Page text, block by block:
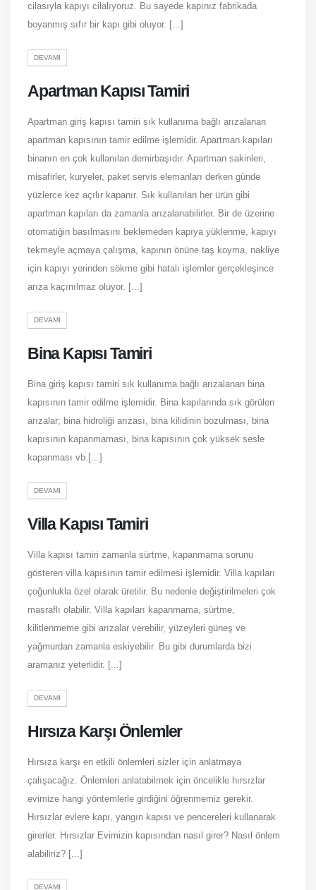
cilasıyla kapıyı cilalıyoruz. Bu sayede kapınız fabrikada
boyanmış sıfır bir kapı gibi oluyor. [...]
DEVAMI
Apartman Kapısı Tamiri
Apartman giriş kapısı tamiri sık kullanıma bağlı arızalanan
apartman kapısının tamir edilme işlemidir. Apartman kapıları
binanın en çok kullanılan demirbaşıdır. Apartman sakinleri,
misafirler, kuryeler, paket servis elemanları derken günde
yüzlerce kez açılır kapanır. Sık kullanılan her ürün gibi
apartman kapıları da zamanla arızalanabilirler. Bir de üzerine
otomatiğin basılmasını beklemeden kapıya yüklenme, kapıyı
tekmeyle açmaya çalışma, kapının önüne taş koyma, nakliye
için kapıyı yerinden sökme gibi hatalı işlemler gerçekleşince
arıza kaçınılmaz oluyor. [...]
DEVAMI
Bina Kapısı Tamiri
Bina giriş kapısı tamiri sık kullanıma bağlı arızalanan bina
kapısının tamir edilme işlemidir. Bina kapılarında sık görülen
arızalar; bina hidroliği arızası, bina kilidinin bozulması, bina
kapısının kapanmaması, bina kapısının çok yüksek sesle
kapanması vb.[...]
DEVAMI
Villa Kapısı Tamiri
Villa kapısı tamiri zamanla sürtme, kapanmama sorunu
gösteren villa kapısının tamir edilmesi işlemidir. Villa kapıları
çoğunlukla özel olarak üretilir. Bu nedenle değiştirilmeleri çok
masraflı olabilir. Villa kapıları kapanmama, sürtme,
kilitlenmeme gibi arızalar verebilir, yüzeyleri güneş ve
yağmurdan zamanla eskiyebilir. Bu gibi durumlarda bizi
aramanız yeterlidir. [...]
DEVAMI
Hırsıza Karşı Önlemler
Hırsıza karşı en etkili önlemleri sizler için anlatmaya
çalışacağız. Önlemleri anlatabilmek için öncelikle hırsızlar
evimize hangi yöntemlerle girdiğini öğrenmemiz gerekir.
Hırsızlar evlere kapı, yangın kapısı ve pencereleri kullanarak
girerler. Hırsızlar Evimizin kapısından nasıl girer? Nasıl önlem
alabiliriz? [...]
DEVAMI